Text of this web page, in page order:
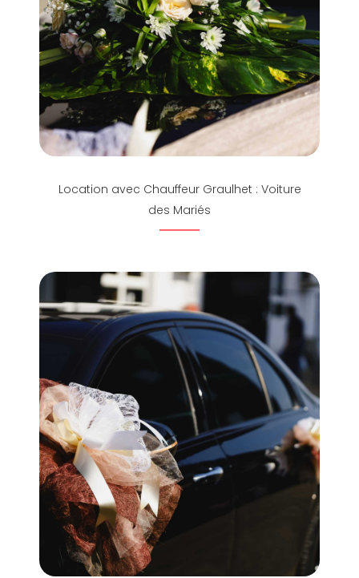
Location avec Chauffeur Graulhet : Voiture
des Mariés